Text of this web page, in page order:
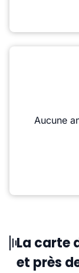
Aucune
La carte
et près